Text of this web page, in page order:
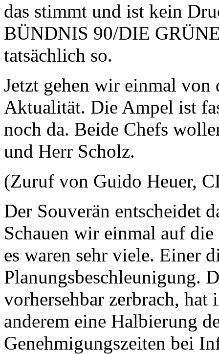
das stimmt und ist kein
BÜNDNIS 90/DIE
tatsächlich so.
Jetzt gehen wir einmal von
Aktualität. Die Ampel ist
noch da. Beide Chefs
und Herr Scholz.
(Zuruf von Guido Heuer,
Der Souverän entscheidet
Schauen wir einmal auf
es waren sehr viele. Einer
Planungsbeschleunigung.
vorhersehbar zerbrach,
anderem eine Halbierung
Genehmigungszeiten bei